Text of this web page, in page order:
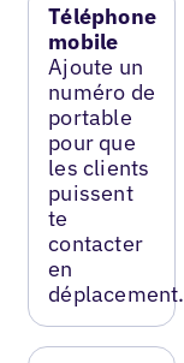
Téléphone
mobile
Ajoute un
numéro de
portable
pour que
les clients
puissent
te
contacter
en
déplacement.